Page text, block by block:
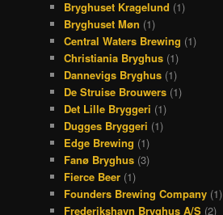
Bryghuset Kragelund (1)
Bryghuset Møn (1)
Central Waters Brewing (1)
Christiania Bryghus (1)
Dannevigs Bryghus (1)
De Struise Brouwers (1)
Det Lille Bryggeri (1)
Dugges Bryggeri (1)
Edge Brewing (1)
Fanø Bryghus (3)
Fierce Beer (1)
Founders Brewing Company (1)
Frederikshavn Bryghus A/S (2)